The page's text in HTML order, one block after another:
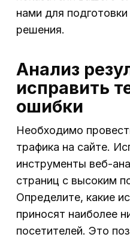
нами для
решения.
Анализ
исправить
ошибки
Необходимо
трафика на сайте.
инструменты веб-
страниц с высоким
Определите, какие
приносят наиболее
посетителей. Это